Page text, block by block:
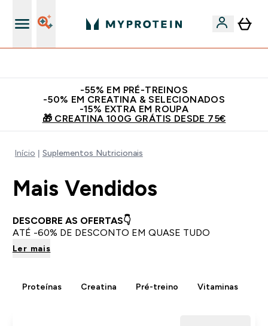
​-55% EM PRÉ-TREINOS
-50% EM CREATINA & SELECIONADOS
-15% EXTRA EM ROUPA
🎁 CREATINA 100G GRÁTIS DESDE 75€
Início Suplementos Nutricionais
Mais Vendidos
DESCOBRE AS OFERTAS👇
ATÉ -60% DE DESCONTO EM QUASE TUDO
Ler mais
Proteínas Creatina Pré-treino Vitaminas